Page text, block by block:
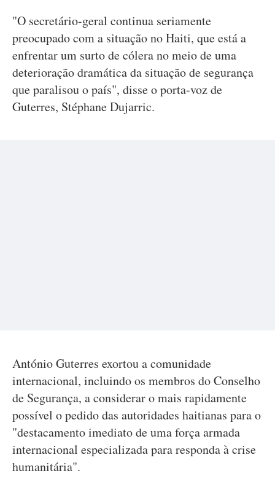
"O secretário-geral continua seriamente
preocupado com a situação no Haiti, que está a
enfrentar um surto de cólera no meio de uma
deterioração dramática da situação de segurança
que paralisou o país", disse o porta-voz de
Guterres, Stéphane Dujarric.
António Guterres exortou a comunidade
internacional, incluindo os membros do Conselho
de Segurança, a considerar o mais rapidamente
possível o pedido das autoridades haitianas para o
"destacamento imediato de uma força armada
internacional especializada para responda à crise
humanitária".